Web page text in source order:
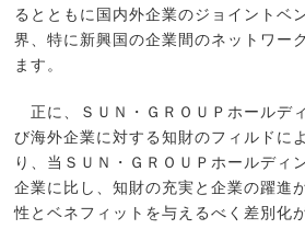
るとともに国内外企業のジョイントベ
界、特に新興国の企業間のネットワー
ます。
正に、ＳＵＮ・ＧＲＯＵＰホールデ
び海外企業に対する知財のフィルドに
り、当ＳＵＮ・ＧＲＯＵＰホールディ
企業に比し、知財の充実と企業の躍進
性とベネフィットを与えるべく差別化